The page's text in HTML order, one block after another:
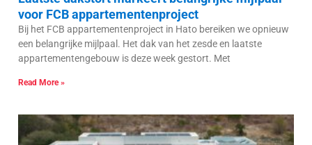
voor FCB appartementenproject
Bij het FCB appartementenproject in Hato bereiken we opnieuw
een belangrijke mijlpaal. Het dak van het zesde en laatste
appartementengebouw is deze week gestort. Met
Read More »